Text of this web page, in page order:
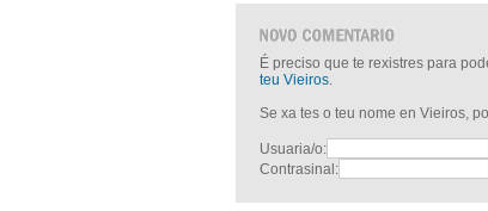
É preciso que te rexistres para
teu Vieiros.
Se xa tes o teu nome en Vieiros,
Usuaria/o:
Contrasinal: